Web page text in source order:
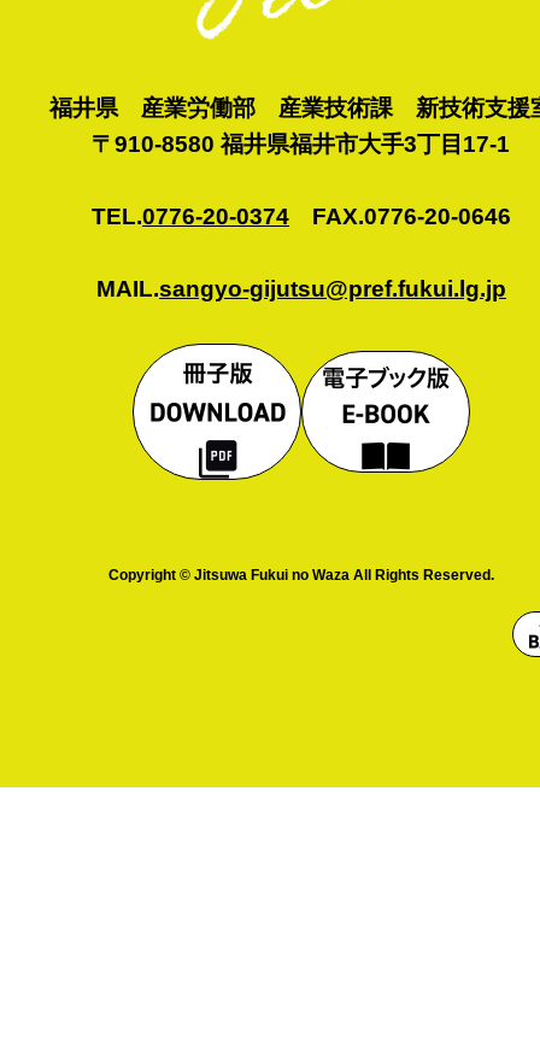
福井県 産業労働部 産業技術課 新技術支援
〒910-8580 福井県福井市大手3丁目17-1
TEL.0776-20-0374 FAX.0776-20-0646
MAIL.sangyo-gijutsu@pref.fukui.lg.jp
Copyright © Jitsuwa Fukui no Waza All Rights Reserved.